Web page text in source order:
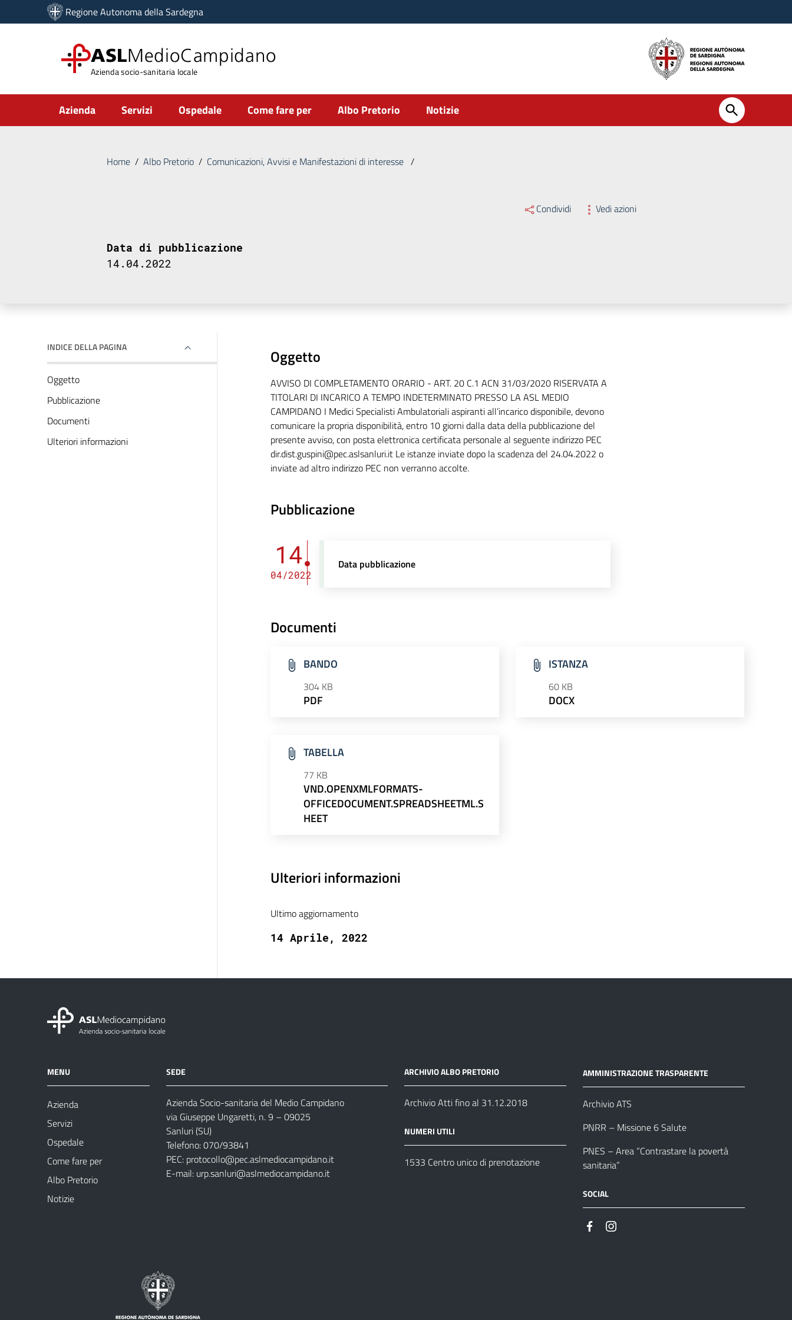
Vai ai contenuti
Vai al menu di navigazione
Regione Autonoma della Sardegna
ASLMedioCampidano
Azienda socio-sanitaria locale
Submenu
Azienda Servizi Ospedale Come fare per Albo Pretorio Notizie
Home / Albo Pretorio / Comunicazioni, Avvisi e Manifestazioni di interesse /
Condividi Vedi azioni
Data di pubblicazione
14.04.2022
INDICE DELLA PAGINA
Oggetto
Pubblicazione
Documenti
Ulteriori informazioni
Oggetto
AVVISO DI COMPLETAMENTO ORARIO - ART. 20 C.1 ACN 31/03/2020 RISERVATA A
TITOLARI DI INCARICO A TEMPO INDETERMINATO PRESSO LA ASL MEDIO
CAMPIDANO I Medici Specialisti Ambulatoriali aspiranti all’incarico disponibile, devono
comunicare la propria disponibilità, entro 10 giorni dalla data della pubblicazione del
presente avviso, con posta elettronica certificata personale al seguente indirizzo PEC
dir.dist.guspini@pec.aslsanluri.itLe istanze inviate dopo la scadenza del 24.04.2022 o
inviate ad altro indirizzo PEC non verranno accolte.
Pubblicazione
14
04/2022
Data pubblicazione
Documenti
BANDO
304 KB
PDF
ISTANZA
60 KB
DOCX
TABELLA
77 KB
VND.OPENXMLFORMATS-
OFFICEDOCUMENT.SPREADSHEETML.S
HEET
Ulteriori informazioni
Ultimo aggiornamento
14 Aprile, 2022
MENU
Azienda
Servizi
Ospedale
Come fare per
Albo Pretorio
Notizie
SEDE
Azienda Socio-sanitaria del Medio Campidano
via Giuseppe Ungaretti, n. 9 – 09025
Sanluri (SU)
Telefono: 070/93841
PEC: protocollo@pec.aslmediocampidano.it
E-mail: urp.sanluri@aslmediocampidano.it
ARCHIVIO ALBO PRETORIO
Archivio Atti fino al 31.12.2018
NUMERI UTILI
1533 Centro unico di prenotazione
AMMINISTRAZIONE TRASPARENTE
Archivio ATS
PNRR – Missione 6 Salute
PNES – Area “Contrastare la povertà
sanitaria”
SOCIAL